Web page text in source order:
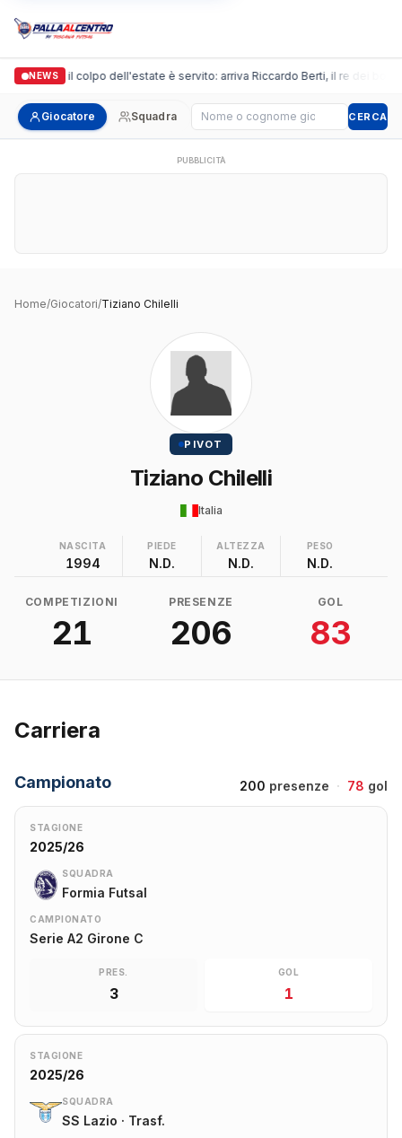
NEWS
Arpi Nova, il colpo dell'estate è servito: arriva Riccardo Berti, il re dei
Giocatore Squadra Cerca giocatore CERCA
PUBBLICITÀ
Home/Giocatori/Tiziano Chilelli
PIVOT
Tiziano Chilelli
Italia
NASCITA
1994
PIEDE
N.D.
ALTEZZA
N.D.
PESO
N.D.
COMPETIZIONI
21
PRESENZE
206
GOL
83
Carriera
Campionato 200 presenze · 78 gol
STAGIONE
2025/26
SQUADRA
Formia Futsal
CAMPIONATO
Serie A2 Girone C
PRES.
3
GOL
1
STAGIONE
2025/26
SQUADRA
SS Lazio · Trasf.